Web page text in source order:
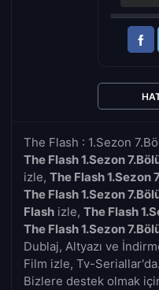
The Flash : 1.Sezon
The Flash 1.Sezon
izle, The Flash 1.Sezon
The Flash 1.Sezon
Flash izle, The Flash
The Flash 1.Sezon
Dublaj, Altyazı ve
Film izle, Tv-Seriallar'da.
Bizlere destek olmak